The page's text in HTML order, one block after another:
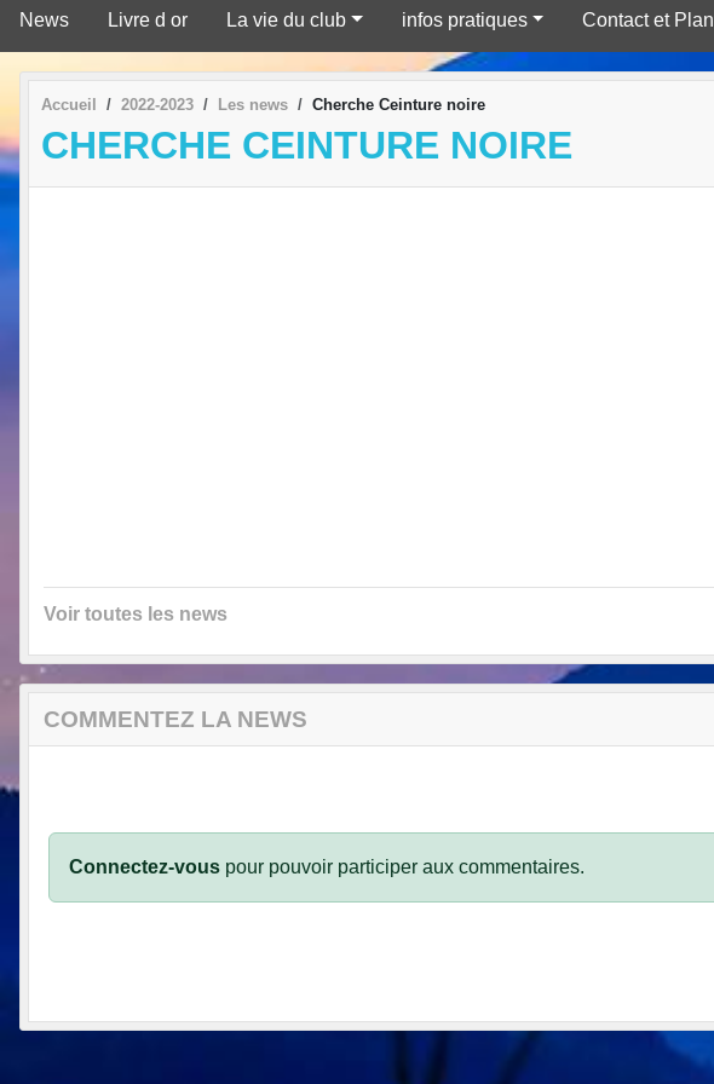
News Livre d or La vie du club infos pratiques Contact et Plan
Accueil 2022-2023 Les news Cherche Ceinture noire
CHERCHE CEINTURE NOIRE
Voir toutes les news
COMMENTEZ LA NEWS
Connectez-vous pour pouvoir participer aux commentaires.